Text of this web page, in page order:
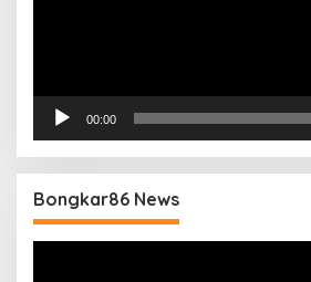
00:00
Bongkar86 News